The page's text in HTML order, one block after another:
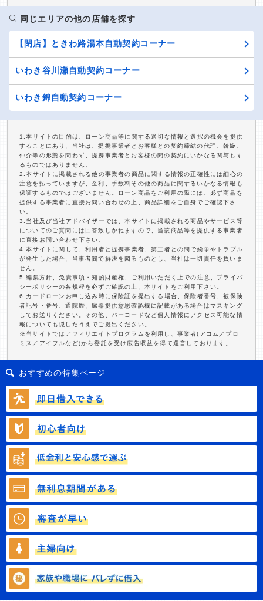
同じエリアの他の店舗を探す
【閉店】ときわ路湯本自動契約コーナー
いわき谷川瀬自動契約コーナー
いわき錦自動契約コーナー
1.本サイトの目的は、ローン商品等に関する適切な情報と選択の機会を提供
することにあり、当社は、提携事業者とお客様との契約締結の代理、斡旋、
仲介等の形態を問わず、提携事業者とお客様の間の契約にいかなる関与もす
るものではありません。
2.本サイトに掲載される他の事業者の商品に関する情報の正確性には細心の
注意を払っていますが、金利、手数料その他の商品に関するいかなる情報も
保証するものではございません。ローン商品をご利用の際には、必ず商品を
提供する事業者に直接お問い合わせの上、商品詳細をご自身でご確認下さ
い。
3.当社及び当社アドバイザーでは、本サイトに掲載される商品やサービス等
についてのご質問には回答致しかねますので、当該商品等を提供する事業者
に直接お問い合わせ下さい。
4.本サイトに関して、利用者と提携事業者、第三者との間で紛争やトラブル
が発生した場合、当事者間で解決を図るものとし、当社は一切責任を負いま
せん。
5.編集方針、免責事項・知的財産権、ご利用いただく上での注意、プライバ
シーポリシーの各規程を必ずご確認の上、本サイトをご利用下さい。
6.カードローンお申し込み時に保険証を提出する場合、保険者番号、被保険
者記号・番号、通院歴、臓器提供意思確認欄に記載がある場合はマスキング
してお送りください。その他、バーコードなど個人情報にアクセス可能な情
報についても隠したうえでご提出ください。
※当サイトではアフィリエイトプログラムを利用し、事業者(アコム／プロ
ミス／アイフルなど)から委託を受け広告収益を得て運営しております。
おすすめの特集ページ